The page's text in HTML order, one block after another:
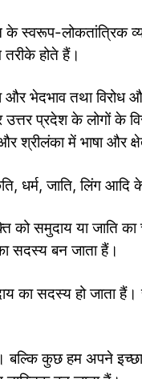
के स्वरूप-लोकतांत्रिक
होते हैं।
और भेदभाव तथा
उत्तर प्रदेश के लोगों के
श्रीलंका में भाषा और
धर्म, जाति, लिंग आदि
को समुदाय या जाति
सदस्य बन जाता हैं।
का सदस्य हो जाता हैं।
बल्कि कुछ हम अपने